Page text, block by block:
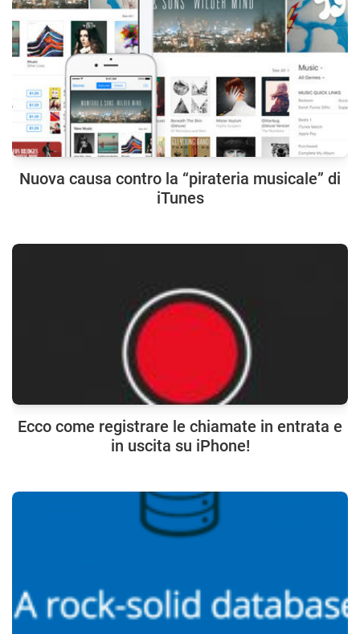
Nuova causa contro la “pirateria musicale” di
iTunes
Ecco come registrare le chiamate in entrata e
in uscita su iPhone!